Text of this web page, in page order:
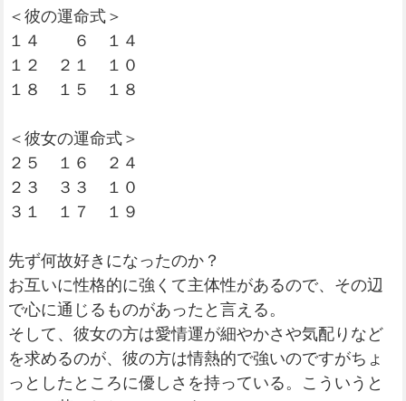
＜彼の運命式＞
１４ ６ １４
１２ ２１ １０
１８ １５ １８
＜彼女の運命式＞
２５ １６ ２４
２３ ３３ １０
３１ １７ １９
先ず何故好きになったのか？
お互いに性格的に強くて主体性があるので、その辺
で心に通じるものがあったと言える。
そして、彼女の方は愛情運が細やかさや気配りなど
を求めるのが、彼の方は情熱的で強いのですがちょ
っとしたところに優しさを持っている。こういうと